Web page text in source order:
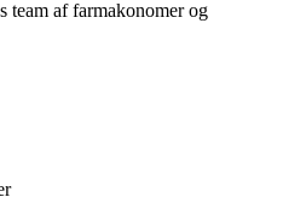
team af farmakonomer og